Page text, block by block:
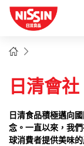
主頁
日清會社
日清食品積極邁向
念。一直以來，我
球消費者提供美味的